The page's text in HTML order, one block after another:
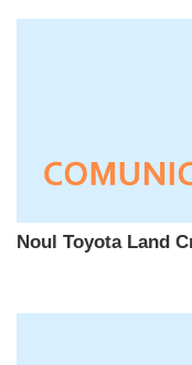
Noul Toyota Land